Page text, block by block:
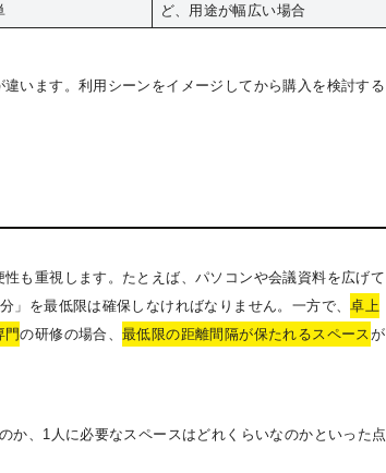
ど、用途が幅広い場合
います。利用シーンをイメージしてから購入を検討する
も重視します。たとえば、パソコンや会議資料を広げて
」を最低限は確保しなければなりません。一方で、卓上
門の研修の場合、最低限の距離間隔が保たれるスペース が
か、1人に必要なスペースはどれくらいなのかといった点